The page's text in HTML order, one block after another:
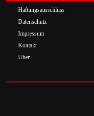
Haftungsausschluss
Datenschutz
Impressum
Kontakt
Über …